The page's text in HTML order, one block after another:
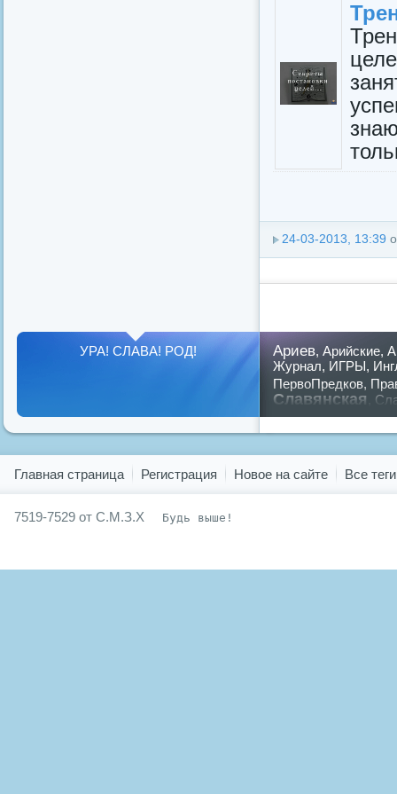
24-03-2013, 13:39
Ариев, Арийские,
Журнал, ИГРЫ,
ПервоПредков,
Славянская
предков,путин,
УРА! СЛАВА! РОД!
Главная страница Регистрация Новое на сайте Все теги
7519-7529 от С.М.З.Х Будь выше!